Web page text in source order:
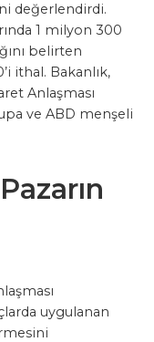
değerlendirdi.
1 milyon 300
belirten
ithal. Bakanlık,
Anlaşması
ve ABD menşeli
uygulanan